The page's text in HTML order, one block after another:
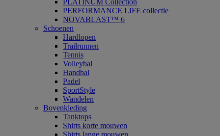
PLATINUM Collection
PERFORMANCE LIFE collectie
NOVABLAST™ 6
Schoenen
Hardlopen
Trailrunnen
Tennis
Volleybal
Handbal
Padel
SportStyle
Wandelen
Bovenkleding
Tanktops
Shirts korte mouwen